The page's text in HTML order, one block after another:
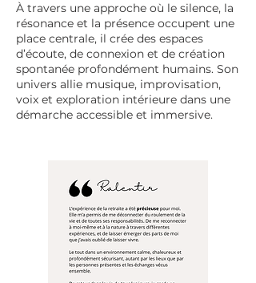
À travers une approche où le silence, la
résonance et la présence occupent une
place centrale, il crée des espaces
d’écoute, de connexion et de création
spontanée profondément humains. Son
univers allie musique, improvisation,
voix et exploration intérieure dans une
démarche accessible et immersive.